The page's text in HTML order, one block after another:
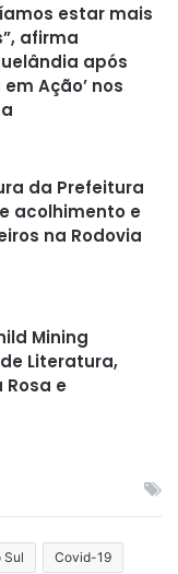
estar mais
afirma
após
Ação’ nos
da Prefeitura
acolhimento e
na Rodovia
Mining
Literatura,
e
Sul Covid-19